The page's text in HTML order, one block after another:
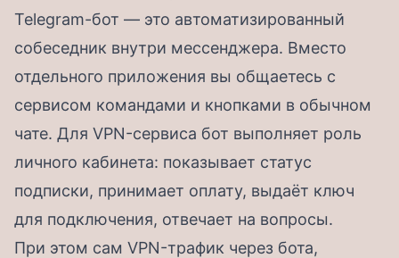
Telegram-бот — это автоматизированный
собеседник внутри мессенджера. Вместо
отдельного приложения вы общаетесь с
сервисом командами и кнопками в обычном
чате. Для VPN-сервиса бот выполняет роль
личного кабинета: показывает статус
подписки, принимает оплату, выдаёт ключ
для подключения, отвечает на вопросы.
При этом сам VPN-трафик через бота,